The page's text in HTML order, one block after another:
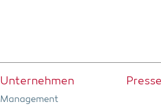
Unter­neh­men
Manage­ment
Pres­se